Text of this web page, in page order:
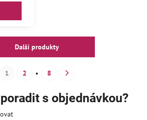
Další produkty
1 2 8
s objednávkou?